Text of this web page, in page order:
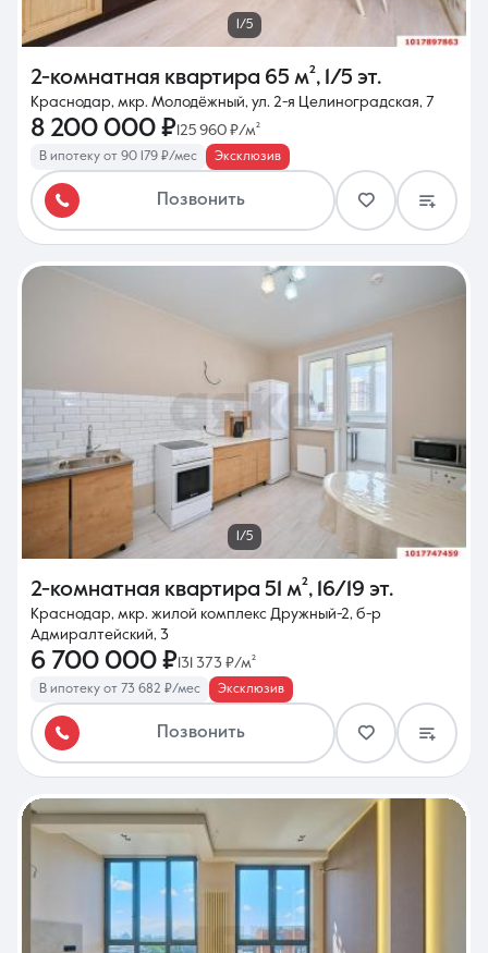
1/5
2-комнатная квартира 65 м², 1/5 эт.
Краснодар, мкр. Молодёжный, ул. 2-я Целиноградская, 7
8 200 000 ₽125 960 ₽/м²
В ипотеку от 90 179 ₽/мес Эксклюзив
Позвонить
1/5
2-комнатная квартира 51 м², 16/19 эт.
Краснодар, мкр. жилой комплекс Дружный-2, б-р
Адмиралтейский, 3
6 700 000 ₽131 373 ₽/м²
В ипотеку от 73 682 ₽/мес Эксклюзив
Позвонить